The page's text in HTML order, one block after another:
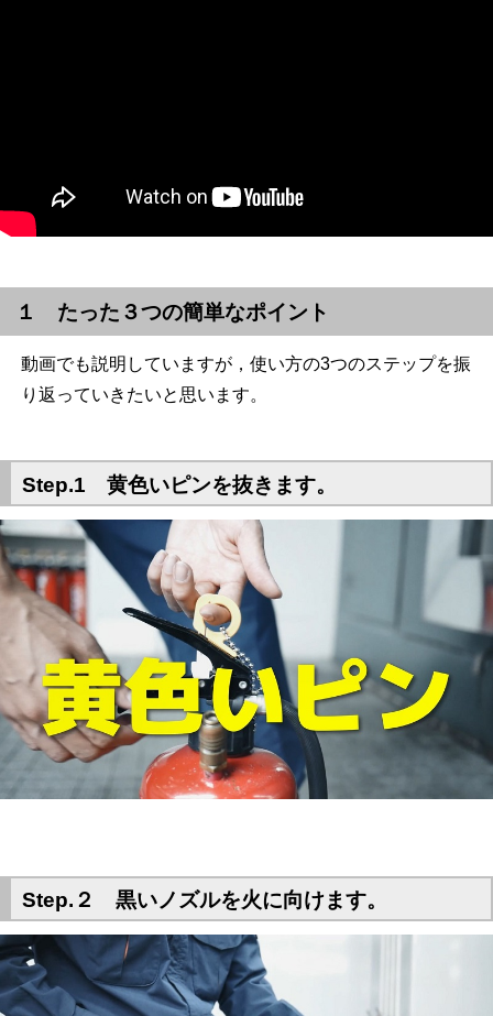
１ たった３つの簡単なポイント
動画でも説明していますが，使い方の3つのステップを振
り返っていきたいと思います。
Step.1 黄色いピンを抜きます。
Step.２ 黒いノズルを火に向けます。